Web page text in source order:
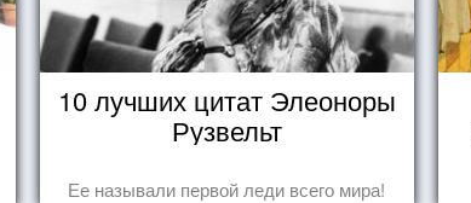
10 лучших цитат Элеоноры
Рузвельт
Ее называли первой леди всего мира!